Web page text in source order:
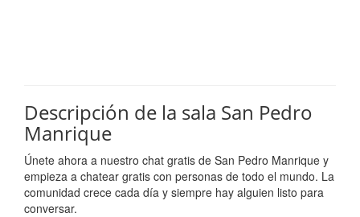
Descripción de la sala San Pedro
Manrique
Únete ahora a nuestro chat gratis de San Pedro Manrique y
empieza a chatear gratis con personas de todo el mundo. La
comunidad crece cada día y siempre hay alguien listo para
conversar.